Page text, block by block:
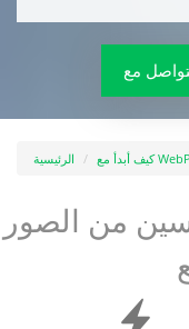
الرئيسية كيف أبدأ مع WebP
من الصور